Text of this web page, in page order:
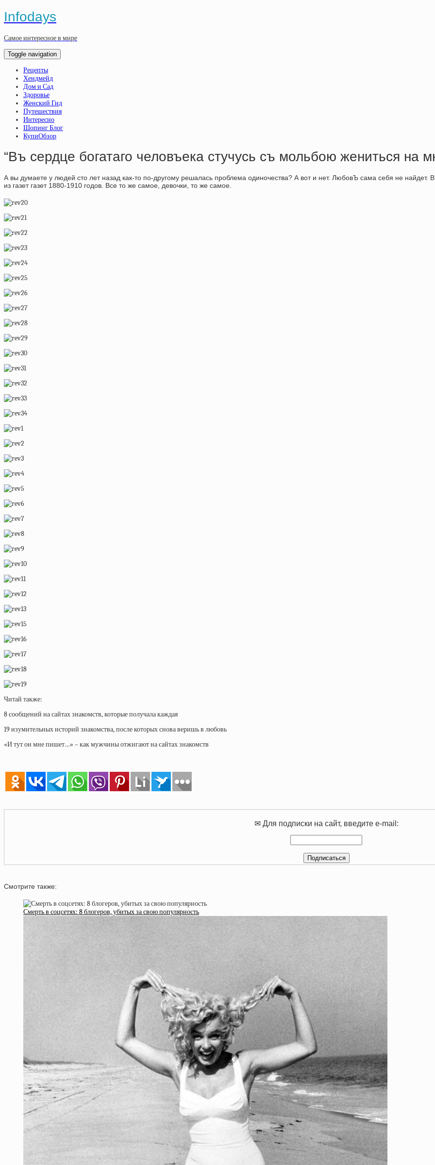
Infodays
Самое интересное в мире
Toggle navigation
Рецепты
Хендмейд
Дом и Сад
Здоровье
Женский Гид
Путешествия
Интересно
Шопинг Блог
КупиОбзор
“Въ сердце богатаго человъека стучусь съ мольбою жениться на
А вы думаете у людей сто лет назад как-то по-другому решалась проблема одиночества? А вот и нет. ЛюбовЪ сама себя не найдет.
из газет газет 1880-1910 годов. Все то же самое, девочки, то же самое.
Читай также:
8 сообщений на сайтах знакомств, которые получала каждая
19 изумительных историй знакомства, после которых снова веришь в любовь
«И тут он мне пишет…» – как мужчины отжигают на сайтах знакомств
✉ Для подписки на сайт, введите e-mail:
Смотрите также:
Смерть в соцсетях: 8 блогеров, убитых за свою популярность